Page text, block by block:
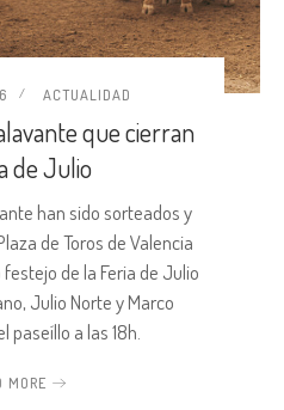
ACTUALIDAD
que cierran
de Julio
han sido sorteados y
de Toros de Valencia
de la Feria de Julio
Julio Norte y Marco
paseíllo a las 18h.
MORE